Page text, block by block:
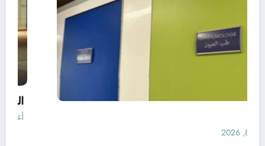
أغسطس 8, 2026